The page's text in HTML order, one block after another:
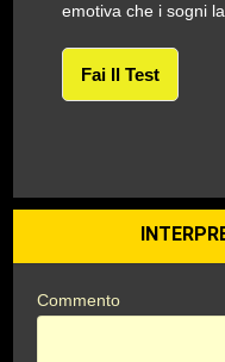
emotiva che i sogni
Fai Il Test
Commento